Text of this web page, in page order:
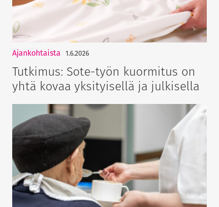
Ajankohtaista 1.6.2026
Tutkimus: Sote-työn kuormitus on
yhtä kovaa yksityisellä ja julkisella